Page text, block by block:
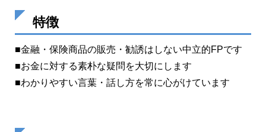
特徴
■金融・保険商品の販売・勧誘はしない中立的FPです
■お金に対する素朴な疑問を大切にします
■わかりやすい言葉・話し方を常に心がけています